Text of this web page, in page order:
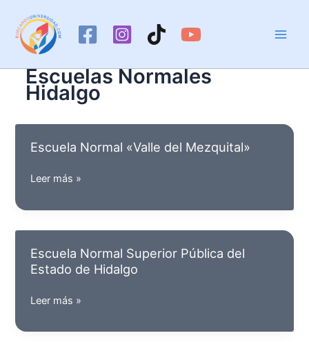
contenido
Escuelas Normales
Hidalgo
Escuela Normal «Valle del Mezquital»
Escuela
«Valle
del
Leer más »
Escuela Normal Superior Pública del
Estado de Hidalgo
Escuela
Superior
Leer más »